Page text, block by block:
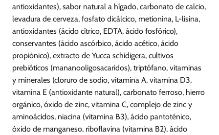
antioxidantes), sabor natural a hígado, carbonato de calcio,
levadura de cerveza, fosfato dicálcico, metionina, L-lisina,
antioxidantes (ácido cítrico, EDTA, ácido fosfórico),
conservantes (ácido ascórbico, ácido acético, ácido
propiónico), extracto de Yucca schidigera, cultivos
prebióticos (mananooligosacaridos), triptófano, vitaminas
y minerales (cloruro de sodio, vitamina A, vitamina D3,
vitamina E (antioxidante natural), carbonato ferroso, hierro
orgánico, óxido de zinc, vitamina C, complejo de zinc y
aminoácidos, niacina (vitamina B3), ácido pantoténico,
óxido de manganeso, riboflavina (vitamina B2), ácido